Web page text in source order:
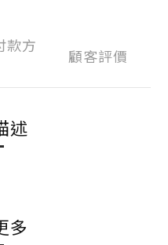
款方
顧客評價
述
多